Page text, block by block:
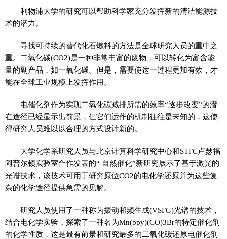
利物浦大学的研究可以帮助科学家充分发挥新的清洁能源技
术的潜力。
寻找可持续的替代化石燃料的方法是全球研究人员的重中之
重。二氧化碳(CO2)是一种非常丰富的废物，可以转化为富含能
量的副产品，如一氧化碳。但是，需要使这一过程更加有效，才
能在全球工业规模上发挥作用。
电催化剂作为实现二氧化碳减排所需的效率“逐步改变”的潜
在途径已经显示出前景，但它们运作的机制往往是未知的，这使
得研究人员难以以合理的方式设计新的。
大学化学系研究人员与北京计算科学研究中心和STFC卢瑟福
阿普尔顿实验室合作发表的“ 自然催化”新研究展示了基于激光的
光谱技术，该技术可用于研究原位CO2的电化学还原并为这些复
杂的化学途径提供急需的见解。
研究人员使用了一种称为振动和频生成(VSFG)光谱的技术，
结合电化学实验，探索了一种名为Mn(bpy)(CO)3Br的特定催化剂
的化学性质，这是最有前景和研究最多的二氧化碳还原电催化剂